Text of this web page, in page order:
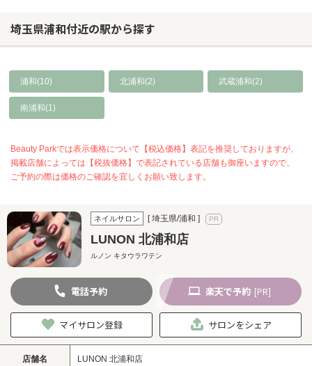
埼玉県浦和付近の駅から探す
浦和(10) 北浦和(2) 武蔵浦和(2)
南浦和(1)
Beauty Parkでは表示価格について【税込価格】表記を推奨しておりますが、
掲載店舗によっては【税抜価格】で表記されている店舗も御座いますので、
ご予約の際は価格のご確認を宜しくお願い致します。
ネイルサロン [ 埼玉県/浦和 ]
LUNON 北浦和店
ルノン キタウラワテン
電話予約 楽天で予約 [PR]
マイサロン登録 サロンをシェア
店舗名 LUNON 北浦和店